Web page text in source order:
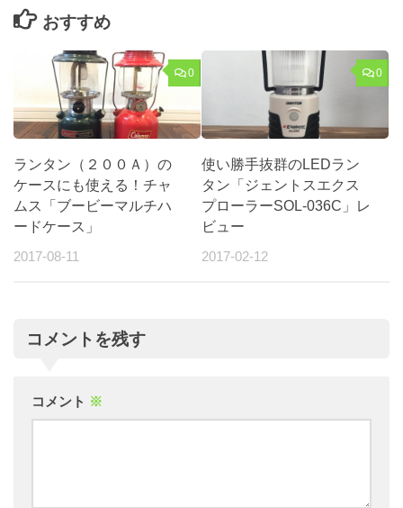
おすすめ
0
ランタン（２００Ａ）の
ケースにも使える！チャ
ムス「ブービーマルチハ
ードケース」
2017-08-11
0
使い勝手抜群のLEDラン
タン「ジェントスエクス
プローラーSOL-036C」レ
ビュー
2017-02-12
コメントを残す
コメント ※